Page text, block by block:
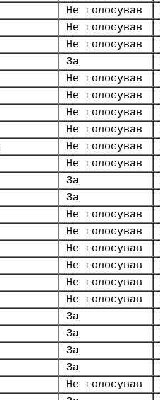
Не голосував
Не голосував
Не голосував
За
Не голосував
Не голосував
Не голосував
Не голосував
Не голосував
Не голосував
За
За
Не голосував
Не голосував
Не голосував
Не голосував
Не голосував
Не голосував
За
За
За
За
Не голосував